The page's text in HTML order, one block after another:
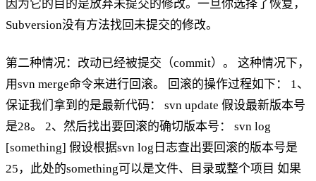
因为它的目的是放弃未提交的修改。一旦你选择了恢复，
Subversion没有方法找回未提交的修改。
第二种情况：改动已经被提交（commit）。 这种情况下，
用svn merge命令来进行回滚。 回滚的操作过程如下： 1、
保证我们拿到的是最新代码： svn update 假设最新版本号
是28。 2、然后找出要回滚的确切版本号： svn log
[something] 假设根据svn log日志查出要回滚的版本号是
25，此处的something可以是文件、目录或整个项目 如果